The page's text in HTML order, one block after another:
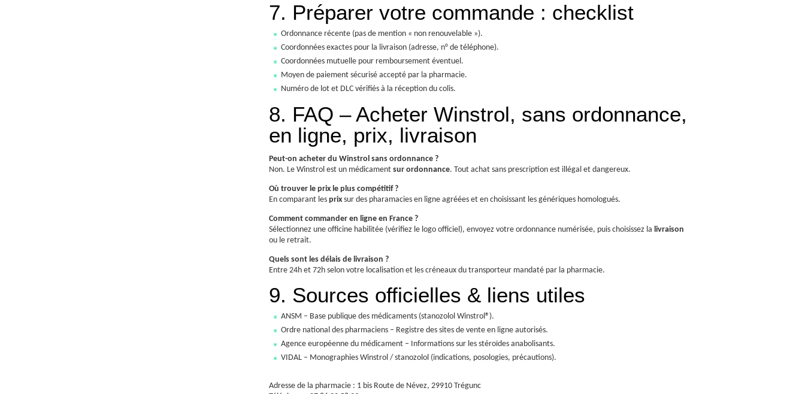
7. Préparer votre commande : checklist
Ordonnance récente (pas de mention « non renouvelable »).
Coordonnées exactes pour la livraison (adresse, n° de téléphone).
Coordonnées mutuelle pour remboursement éventuel.
Moyen de paiement sécurisé accepté par la pharmacie.
Numéro de lot et DLC vérifiés à la réception du colis.
8. FAQ – Acheter Winstrol, sans ordonnance,
en ligne, prix, livraison
Peut-on acheter du Winstrol sans ordonnance ?
Non. Le Winstrol est un médicament sur ordonnance. Tout achat sans prescription est illégal et dangereux.
Où trouver le prix le plus compétitif ?
En comparant les prix sur des pharamacies en ligne agréées et en choisissant les génériques homologués.
Comment commander en ligne en France ?
Sélectionnez une officine habilitée (vérifiez le logo officiel), envoyez votre ordonnance numérisée, puis choisissez la livraison
ou le retrait.
Quels sont les délais de livraison ?
Entre 24h et 72h selon votre localisation et les créneaux du transporteur mandaté par la pharmacie.
9. Sources officielles & liens utiles
ANSM – Base publique des médicaments (stanozolol Winstrol®).
Ordre national des pharmaciens – Registre des sites de vente en ligne autorisés.
Agence européenne du médicament – Informations sur les stéroïdes anabolisants.
VIDAL – Monographies Winstrol / stanozolol (indications, posologies, précautions).
Adresse de la pharmacie : 1 bis Route de Névez, 29910 Trégunc